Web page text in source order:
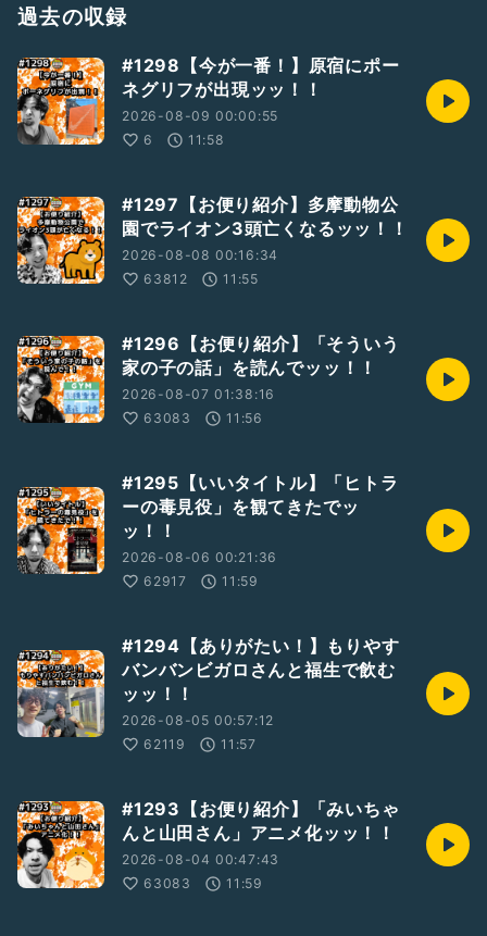
・感想、改善点、称賛、罵詈雑言
などなど何でもいいのでお便り募集してます😉
吉本興業のお笑いコンビ「蓮華」のツッコミ山下隆章の個人ラ
ジオッッ！
コンビのYouTube番組、レンゲラジオ(
https://m.youtube.com/channel/UCKfpzIlMxilGTAswFkG
#新人さんいらっしゃい
#お便り募集中
#お笑い
#ひとり語り
#アラフォー
#芸人
#漫才
#東京
#八王子
#テンション高め
過去の収録
#1298【今が一番！】原宿にポー
ネグリフが出現ッッ！！
2026-08-09 00:00:55
6
11:58
#1297【お便り紹介】多摩動物公
園でライオン3頭亡くなるッッ！！
2026-08-08 00:16:34
63812
11:55
#1296【お便り紹介】「そういう
家の子の話」を読んでッッ！！
2026-08-07 01:38:16
63083
11:56
#1295【いいタイトル】「ヒトラ
ーの毒見役」を観てきたでッ
ッ！！
2026-08-06 00:21:36
62917
11:59
#1294【ありがたい！】もりやす
バンバンビガロさんと福生で飲む
ッッ！！
2026-08-05 00:57:12
62119
11:57
#1293【お便り紹介】「みいちゃ
んと山田さん」アニメ化ッッ！！
2026-08-04 00:47:43
63083
11:59